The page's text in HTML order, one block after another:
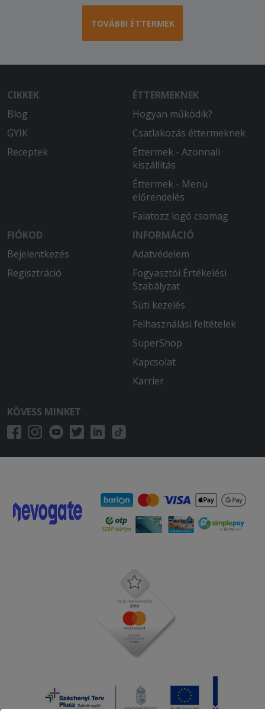
TOVÁBBI ÉTTERMEK
CIKKEK
Blog
GYIK
Receptek
ÉTTERMEKNEK
Hogyan működik?
Csatlakozás éttermeknek
Éttermek - Azonnali
kiszállítás
Éttermek - Menü
előrendelés
Falatozz logó csomag
FIÓKOD
Bejelentkezés
Regisztráció
INFORMÁCIÓ
Adatvédelem
Fogyasztói Értékelési
Szabályzat
Süti kezelés
Felhasználási feltételek
SuperShop
Kapcsolat
Karrier
KÖVESS MINKET